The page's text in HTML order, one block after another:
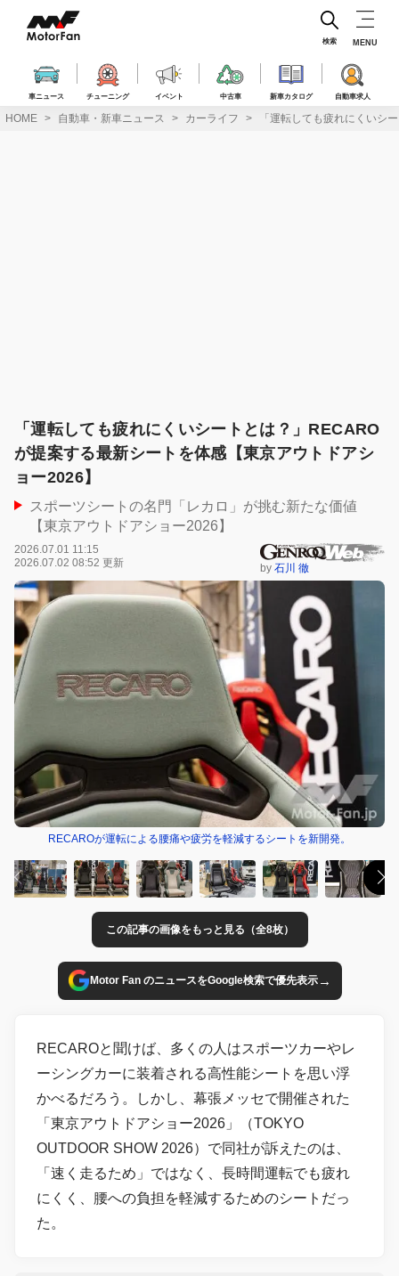
ス
車ニュース チューニング イベント 中古車 新車カタログ 自動車求人
検索 MENU
HOME 自動車・新車ニュース カーライフ 「運転しても疲れにくいシ
「運転しても疲れにくいシートとは？」RECARO
が提案する最新シートを体感【東京アウトドアシ
ョー2026】
スポーツシートの名門「レカロ」が挑む新たな価値
【東京アウトドアショー2026】
2026.07.01 11:15
2026.07.02 08:52 更新
by 石川 徹
RECAROが運転による腰痛や疲労を軽減するシートを新開発。
この記事の画像をもっと見る（全8枚）
Motor Fan のニュースをGoogle検索で優先表示→
RECAROと聞けば、多くの人はスポーツカーやレ
ーシングカーに装着される高性能シートを思い浮
かべるだろう。しかし、幕張メッセで開催された
「東京アウトドアショー2026」（TOKYO
OUTDOOR SHOW 2026）で同社が訴えたのは、
「速く走るため」ではなく、長時間運転でも疲れ
にくく、腰への負担を軽減するためのシートだっ
た。